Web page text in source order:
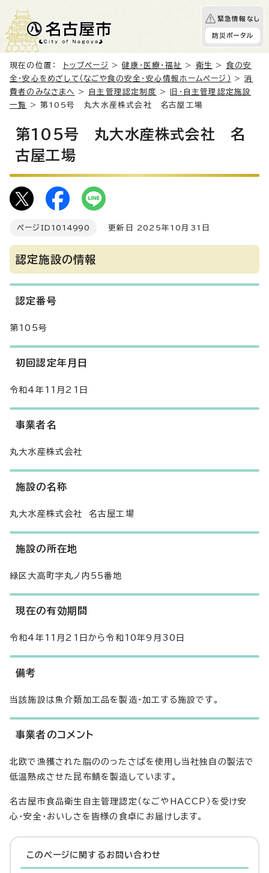
緊急情報なし
防災ポータル
現在の位置： トップページ >健康・医療・福祉 > 衛生 > 食の安
全・安心をめざして（なごや食の安全・安心情報ホームページ）
>消
費者のみなさまへ
> 自主管理認定制度 >
旧・自主管理認定施設
一覧
> 第105号 丸大水産株式会社 名古屋工場
第105号 丸大水産株式会社 名
古屋工場
ページID 1014990 更新日 2025年10月31日
認定施設の情報
認定番号
第105号
初回認定年月日
令和4年11月21日
事業者名
丸大水産株式会社
施設の名称
丸大水産株式会社 名古屋工場
施設の所在地
緑区大高町字丸ノ内55番地
現在の有効期間
令和4年11月21日から令和10年9月30日
備考
当該施設は魚介類加工品を製造・加工する施設です。
事業者のコメント
北欧で漁獲された脂ののったさばを使用し当社独自の製法で
低温熟成させた昆布鯖を製造しています。
名古屋市食品衛生自主管理認定（なごやHACCP）を受け安
心・安全・おいしさを皆様の食卓にお届けします。
このページに関する お問い合わせ